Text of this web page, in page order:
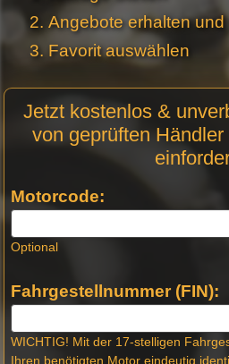
Angebote erhalten
Favorit auswählen
Anfrage
Stellen -
Jetzt kostenlos &
von geprüften
Motorcode:
Optional
Fahrgestellnummer (FIN):
WICHTIG! Mit der 17-stelligen
Ihren benötigten Motor eindeutig